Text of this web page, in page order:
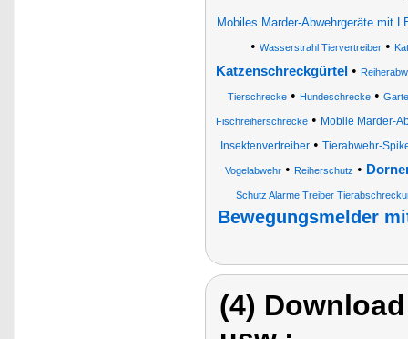
Mobiles Marder-Abwehrgeräte mit
• Wasserstrahl Tiervertreiber•
Katzenschreckgürtel •
Tierschrecke • Hundeschrecke •
Fischreiherschrecke• Mobile Marder-
Insektenvertreiber• Tierabwehr-
Vogelabwehr • Reiherschutz •
Schutz Alarme Treiber
Bewegungsmelder
(4)